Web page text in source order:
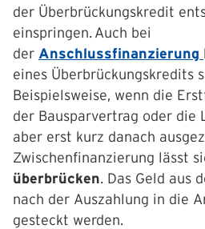
der Überbrückungskredit
einspringen. Auch bei
der Anschlussfinanzierung
eines Überbrückungskredits
Beispielsweise, wenn die
der Bausparvertrag oder die
aber erst kurz danach
Zwischenfinanzierung lässt
überbrücken. Das Geld aus
nach der Auszahlung in die
gesteckt werden.